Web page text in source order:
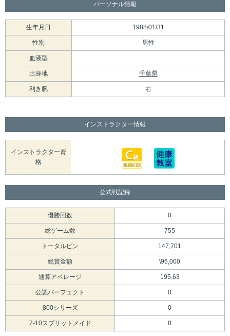
パーソナル情報
生年月日 1988/01/31
性別 男性
血液型
出身地 千葉県
利き腕 右
インストラクター情報
インストラクター資
格
公式戦記録
優勝回数 0
総ゲーム数 755
トータルピン 147,701
総賞金額 \96,000
通算アベレージ 195.63
公認パーフェクト 0
800シリーズ 0
7-10スプリットメイド 0